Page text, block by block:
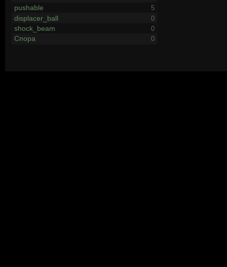
pushable 5
displacer_ball 0
shock_beam 0
Спора 0